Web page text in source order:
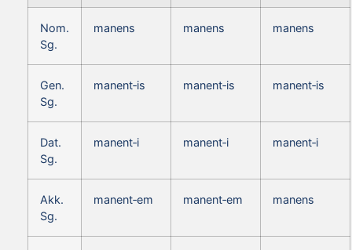
Nom.
Sg.
manens manens manens
Gen.
Sg.
manent‑is manent‑is manent‑is
Dat.
Sg.
manent‑i manent‑i manent‑i
Akk.
Sg.
manent‑em manent‑em manens